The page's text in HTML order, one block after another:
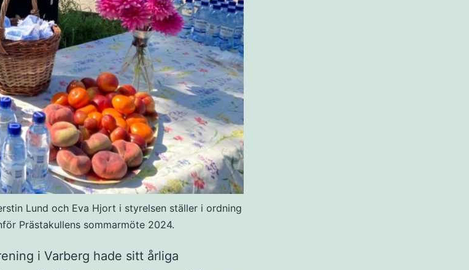
Lund och Eva Hjort i styrelsen ställer i ordning
Prästakullens sommarmöte 2024.
i Varberg hade sitt årliga